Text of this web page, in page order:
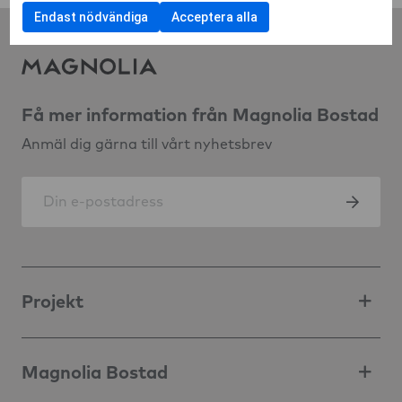
Få mer information från Magnolia Bostad
Anmäl dig gärna till vårt nyhetsbrev
Projekt
Magnolia Bostad
Endast nödvändiga Acceptera alla